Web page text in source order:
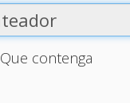
Que contenga